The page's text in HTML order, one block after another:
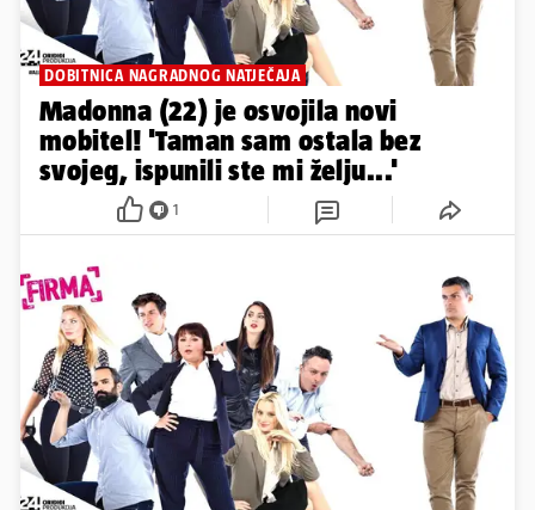
DOBITNICA NAGRADNOG NATJEČAJA
Madonna (22) je osvojila novi
mobitel! 'Taman sam ostala bez
svojeg, ispunili ste mi želju...'
1